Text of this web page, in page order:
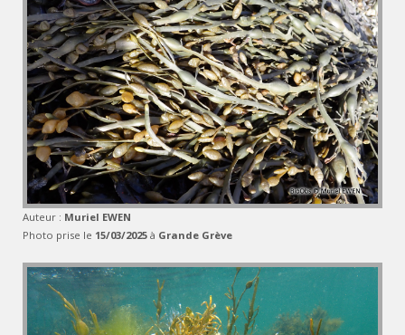
Auteur : Muriel EWEN
Photo prise le 15/03/2025 à Grande Grève